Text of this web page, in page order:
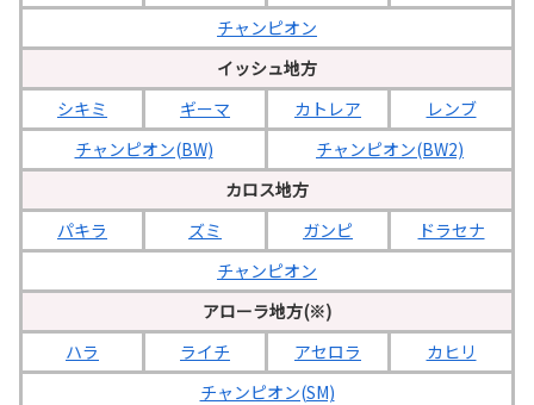
チャンピオン
イッシュ地方
シキミ
ギーマ カトレア
レンブ
チャンピオン(BW)
チャンピオン(BW2)
カロス地方
パキラ
ズミ ガンピ
ドラセナ
チャンピオン
アローラ地方(※)
ハラ
ライチ アセロラ
カヒリ
チャンピオン(SM)